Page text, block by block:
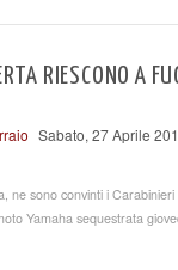
RIESCONO A
Sabato, 27 Aprile
ne sono convinti i
Yamaha sequestrata